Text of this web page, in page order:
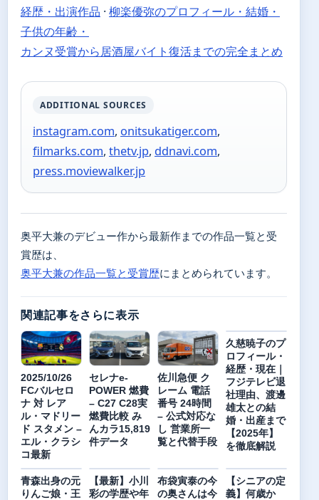
経歴・出演作品 ·柳楽優弥のプロフィール・結婚・
子供の年齢・
カンヌ受賞から居酒屋バイト復活までの完全まとめ
ADDITIONAL SOURCES
instagram.com, onitsukatiger.com,
filmarks.com, thetv.jp, ddnavi.com,
press.moviewalker.jp
奥平大兼のデビュー作から最新作までの作品一覧と受
賞歴は、
奥平大兼の作品一覧と受賞歴にまとめられています。
関連記事をさらに表示
2025/10/26
FCバルセロ
ナ 対 レア
ル・マドリー
ド スタメン –
エル・クラシ
コ最新
セレナe-
POWER 燃費
– C27 C28実
燃費比較 み
んカラ15,819
件データ
佐川急便 ク
レーム 電話
番号 24時間
– 公式対応な
し 営業所一
覧と代替手段
久慈暁子のプ
ロフィール・
経歴・現在｜
フジテレビ退
社理由、渡邊
雄太との結
婚・出産まで
【2025年】
を徹底解説
青森出身の元
りんご娘・王
【最新】小川
彩の学歴や年
布袋寅泰の今
の奥さんは今
【シニアの定
義】何歳か